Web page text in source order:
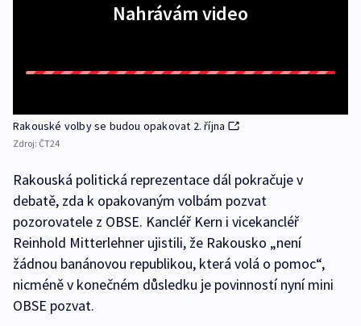
Nahrávám video
Rakouské volby se budou opakovat 2. října
Zdroj: ČT24
Rakouská politická reprezentace dál pokračuje v
debatě, zda k opakovaným volbám pozvat
pozorovatele z OBSE. Kancléř Kern i vicekancléř
Reinhold Mitterlehner ujistili, že Rakousko „není
žádnou banánovou republikou, která volá o pomoc“,
nicméně v konečném důsledku je povinností nyní mini
OBSE pozvat.